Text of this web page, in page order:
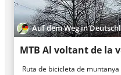
Auf dem Weg in
MTB Al voltant de la
Ruta de bicicleta de muntanya